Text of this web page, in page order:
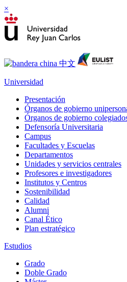
×
Universidad
Presentación
Órganos de gobierno
Órganos de gobierno
Defensoría Universitaria
Campus
Facultades y Escuelas
Departamentos
Unidades y servicios centrales
Profesores e investigadores
Institutos y Centros
Sostenibilidad
Calidad
Alumni
Canal Ético
Plan estratégico
Estudios
Grado
Doble Grado